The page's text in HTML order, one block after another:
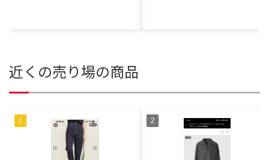
近くの売り場の商品